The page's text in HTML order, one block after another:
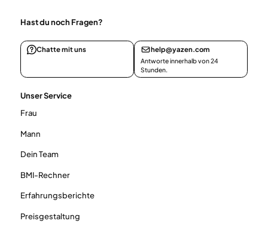
Hast du noch Fragen?
Chatte mit uns help@yazen.com
Antworte innerhalb von 24
Stunden.
Unser Service
Frau
Mann
Dein Team
BMI-Rechner
Erfahrungsberichte
Preisgestaltung